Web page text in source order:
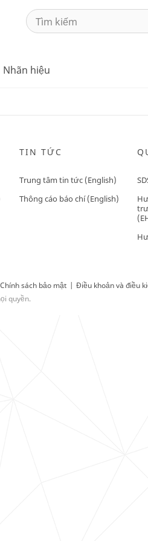
Nhãn hiệu
TIN TỨC
Trung tâm tin tức (English)
Thông cáo báo chí (English)
Chính sách bảo mật | Điều khoản và điều
quyền.